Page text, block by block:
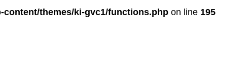
themes/ki-gvc1/functions.php on line 195